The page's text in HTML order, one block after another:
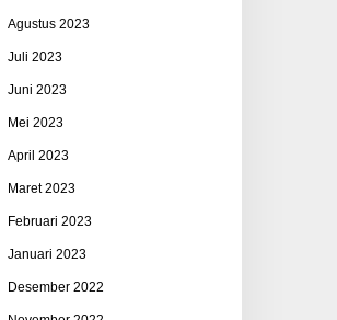
Agustus 2023
Juli 2023
Juni 2023
Mei 2023
April 2023
Maret 2023
Februari 2023
Januari 2023
Desember 2022